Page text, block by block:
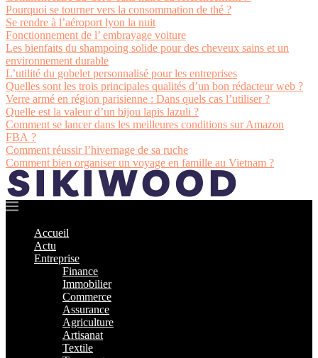
Pourquoi se tourner vers la consommation de thé ?
Se rendre à l’aéroport lyon la nuit
Fonctionnement de l’ embrayage voiture
Les bienfaits du shampoing solide pour des cheveux sains et un
environnement durable
L’utilité du gobelet personnalisé pour les entreprises
Quelles sont les trois principales qualités d’un bon rédacteur web ?
Verre armé en région parisienne : Dans quels cas l’utiliser ?
Quelle est la valeur d’un bijou lapis lazuli ?
Comment se lancer dans les meilleures conditions sur Amazon
FBA ?
Comment réussir l’hivernage de sa ruche
Comment bien organiser un voyage en famille au Vietnam ?
Accueil
Actu
Entreprise
Finance
Immobilier
Commerce
Assurance
Agriculture
Artisanat
Textile